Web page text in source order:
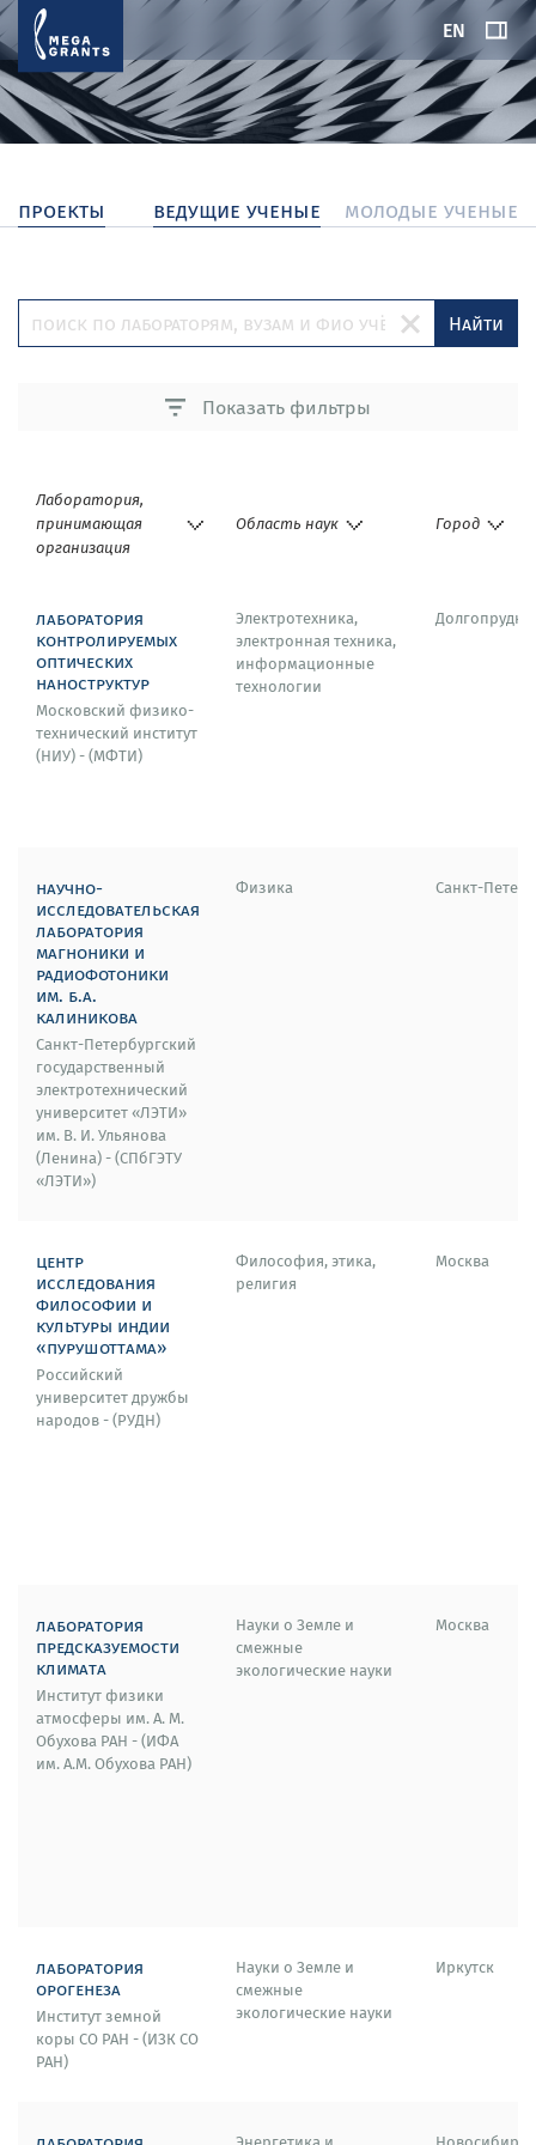
EN
проекты ведущие ученые молодые ученые
Найти
Показать фильтры
Лаборатория,
принимающая
организация
Область наук Город
лаборатория
контролируемых
оптических
наноструктур
Московский физико-
технический институт
(НИУ) - (МФТИ)
Электротехника,
электронная техника,
информационные
технологии
научно-
исследовательская
лаборатория
магноники и
радиофотоники
им. б.а.
калиникова
Санкт-Петербургский
государственный
электротехнический
университет «ЛЭТИ»
им. В. И. Ульянова
(Ленина) - (СПбГЭТУ
«ЛЭТИ»)
Физика Санкт-
центр
исследования
философии и
культуры индии
«пурушоттама»
Российский
университет дружбы
народов - (РУДН)
Философия, этика,
религия
Москва
лаборатория
предсказуемости
климата
Институт физики
атмосферы им. А. М.
Обухова РАН - (ИФА
им. А.М. Обухова РАН)
Науки о Земле и
смежные
экологические науки
Москва
лаборатория
орогенеза
Институт земной
коры СО РАН - (ИЗК СО
РАН)
Науки о Земле и
смежные
экологические науки
Иркутск